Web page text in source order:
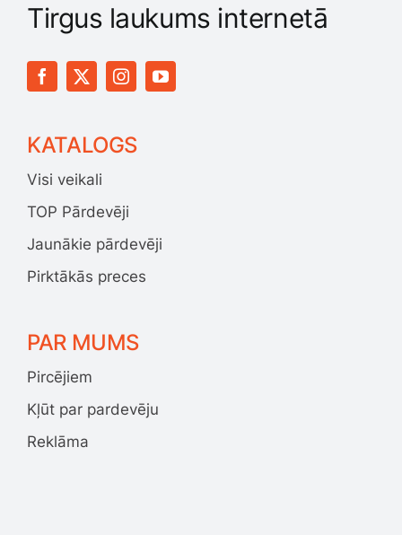
Tirgus laukums internetā
KATALOGS
Visi veikali
TOP Pārdevēji
Jaunākie pārdevēji
Pirktākās preces
PAR MUMS
Pircējiem
Kļūt par pardevēju
Reklāma